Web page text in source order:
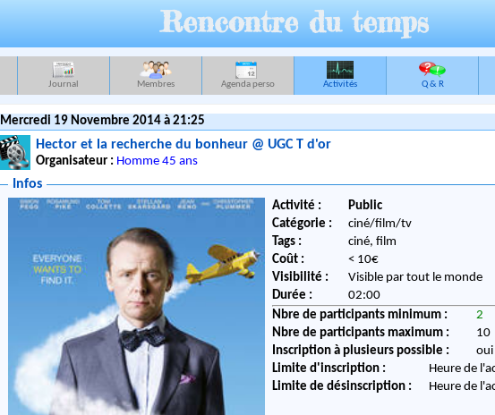
Rencontre du temps
Journal Membres Agenda perso Activités Q & R
Mercredi 19 Novembre 2014 à 21:25
Hector et la recherche du bonheur @ UGC T d'or
Organisateur : Homme 45 ans
Infos
Activité :
Public
Catégorie :
ciné/film/tv
Tags :
ciné, film
Coût :
< 10€
Visibilité :
Visible par tout le monde
Durée :
02:00
Nbre de participants minimum :
2
Nbre de participants maximum :
10
Inscription à plusieurs possible :
oui
Limite d'inscription :
Heure de
Limite de désinscription :
Heure de